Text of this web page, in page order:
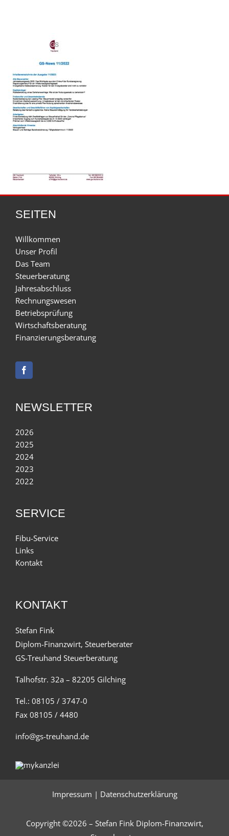
SEITEN
Willkommen
Unser Profil
Das Team
Steuerberatung
Jahresabschluss
Rechnungswesen
Betriebsprüfung
Wirtschaftsberatung
Finanzierungsberatung
NEWSLETTER
2026
2025
2024
2023
2022
SERVICE
Fibu-Service
Links
Kontakt
KONTAKT
Stefan Fink
Diplom-Finanzwirt, Steuerberater
GS-Treuhand Steuerberatung
Talhofstr. 32a – 82205 Gilching
Tel.: 08105 / 3747-0
Fax 08105 / 4480
info@gs-treuhand.de
Impressum | Datenschutzerklärung
Copyright ©2026 – Stefan Fink Diplom-Finanzwirt,